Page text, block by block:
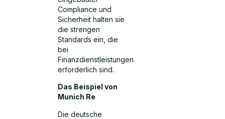
Compliance und
Sicherheit halten sie
die strengen
Standards ein, die
bei
Finanzdienstleistungen
erforderlich sind.
Das Beispiel von
Munich Re
Die deutsche